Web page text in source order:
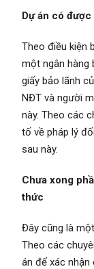
Dự án có
Theo điều kiện
một ngân hàng
giấy bảo lãnh
NĐT và người
này. Theo các
tố về pháp lý
sau này.
Chưa xong
thức
Đây cũng là
Theo các
án để xác